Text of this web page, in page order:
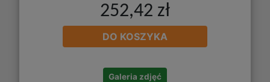
252,42 zł
DO KOSZYKA
Galeria zdjęć